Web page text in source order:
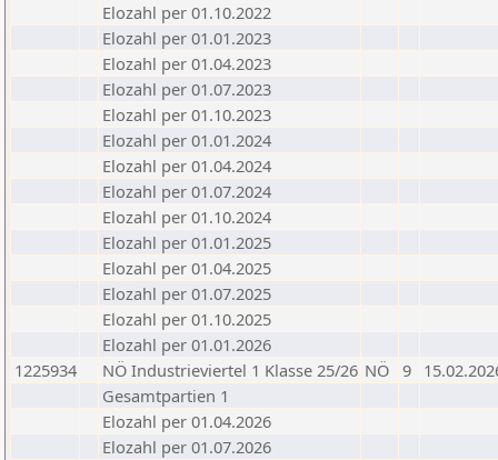
Elozahl per 01.10.2022
Elozahl per 01.01.2023
Elozahl per 01.04.2023
Elozahl per 01.07.2023
Elozahl per 01.10.2023
Elozahl per 01.01.2024
Elozahl per 01.04.2024
Elozahl per 01.07.2024
Elozahl per 01.10.2024
Elozahl per 01.01.2025
Elozahl per 01.04.2025
Elozahl per 01.07.2025
Elozahl per 01.10.2025
Elozahl per 01.01.2026
1225934
NÖ Industrieviertel 1 Klasse 25/26 NÖ 9
Gesamtpartien 1
Elozahl per 01.04.2026
Elozahl per 01.07.2026